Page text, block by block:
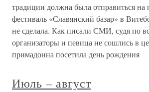
традиции должна была отправиться на
фестиваль «Славянский базар» в
не сделала. Как писали СМИ, судя по
организаторы и певица не сошлись в
примадонна посетила день рождения
Июль – август